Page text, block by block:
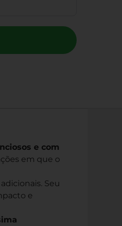
e com
em que o
Seu
e